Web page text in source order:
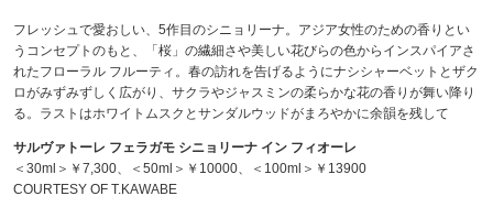
フレッシュで愛おしい、5作目のシニョリーナ。アジア女性のための香りとい
うコンセプトのもと、「桜」の繊細さや美しい花びらの色からインスパイアさ
れたフローラル フルーティ。春の訪れを告げるようにナシシャーベットとザク
ロがみずみずしく広がり、サクラやジャスミンの柔らかな花の香りが舞い降り
る。ラストはホワイトムスクとサンダルウッドがまろやかに余韻を残して
サルヴァトーレ フェラガモ シニョリーナ イン フィオーレ
＜30ml＞￥7,300、＜50ml＞￥10000、＜100ml＞￥13900
COURTESY OF T.KAWABE